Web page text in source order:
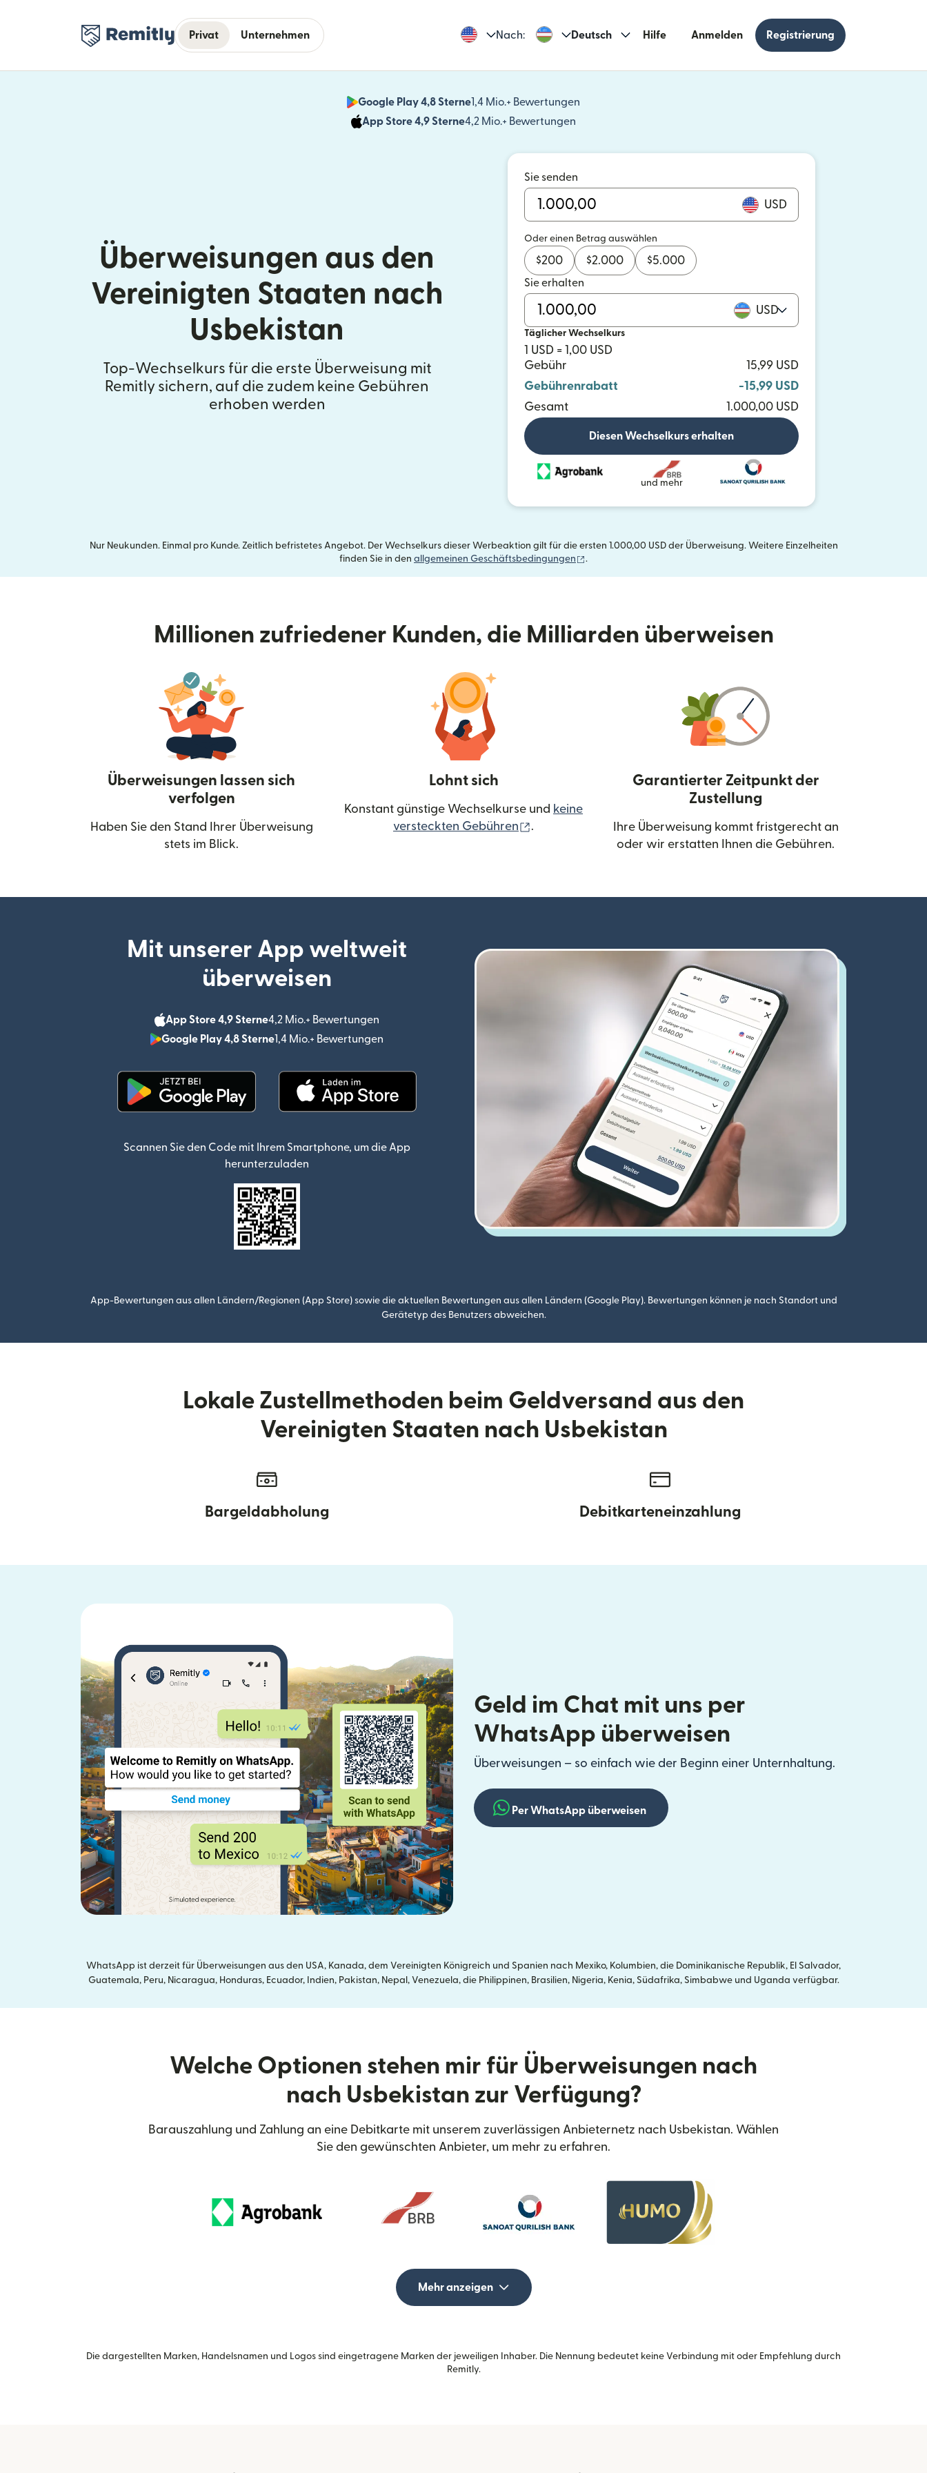
Privat Unternehmen Nach: Deutsch Hilfe Anmelden Registrierung
Google Play 4,8 Sterne1,4 Mio.+ Bewertungen
App Store 4,9 Sterne4,2 Mio.+ Bewertungen
Überweisungen aus den
Vereinigten Staaten nach
Usbekistan
Top-Wechselkurs für die erste Überweisung mit
Remitly sichern, auf die zudem keine Gebühren
erhoben werden
Sie senden
USD
Oder einen Betrag auswählen
$200 $2.000 $5.000
Sie erhalten
USD
Täglicher Wechselkurs
1 USD = 1,00 USD
Gebühr
15,99 USD
Gebührenrabatt
-15,99 USD
Gesamt
1.000,00 USD
Diesen Wechselkurs erhalten
und mehr
Nur Neukunden. Einmal pro Kunde. Zeitlich befristetes Angebot. Der Wechselkurs dieser Werbeaktion gilt für die ersten 1.000,00 USD der Überweisung. Weitere Einzelheiten
finden Sie in den allgemeinen Geschäftsbedingungen (wird in einem neuen Fenster geöffnet)
.
Millionen zufriedener Kunden, die Milliarden überweisen
Überweisungen lassen sich
verfolgen
Haben Sie den Stand Ihrer Überweisung
stets im Blick.
Lohnt sich
Konstant günstige Wechselkurse und keine
versteckten Gebühren
(wird in einem neuen Fenster geöffnet)
.
Garantierter Zeitpunkt der
Zustellung
Ihre Überweisung kommt fristgerecht an
oder wir erstatten Ihnen die Gebühren.
Mit unserer App weltweit
überweisen
App Store 4,9 Sterne4,2 Mio.+ Bewertungen
Google Play 4,8 Sterne1,4 Mio.+ Bewertungen
Scannen Sie den Code mit Ihrem Smartphone, um die App
herunterzuladen
App-Bewertungen aus allen Ländern/Regionen (App Store) sowie die aktuellen Bewertungen aus allen Ländern (Google Play). Bewertungen können je nach Standort und
Gerätetyp des Benutzers abweichen.
Lokale Zustellmethoden beim Geldversand aus den
Vereinigten Staaten nach Usbekistan
Bargeldabholung Debitkarteneinzahlung
Geld im Chat mit uns per
WhatsApp überweisen
Überweisungen – so einfach wie der Beginn einer Unternhaltung.
Per WhatsApp überweisen
WhatsApp ist derzeit für Überweisungen aus den USA, Kanada, dem Vereinigten Königreich und Spanien nach Mexiko, Kolumbien, die Dominikanische Republik, El Salvador,
Guatemala, Peru, Nicaragua, Honduras, Ecuador, Indien, Pakistan, Nepal, Venezuela, die Philippinen, Brasilien, Nigeria, Kenia, Südafrika, Simbabwe und Uganda verfügbar.
Welche Optionen stehen mir für Überweisungen nach
nach Usbekistan zur Verfügung?
Barauszahlung und Zahlung an eine Debitkarte mit unserem zuverlässigen Anbieternetz nach Usbekistan. Wählen
Sie den gewünschten Anbieter, um mehr zu erfahren.
Mehr anzeigen
Die dargestellten Marken, Handelsnamen und Logos sind eingetragene Marken der jeweiligen Inhaber. Die Nennung bedeutet keine Verbindung mit oder Empfehlung durch
Remitly.